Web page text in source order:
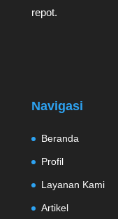
repot.
Navigasi
Beranda
Profil
Layanan Kami
Artikel